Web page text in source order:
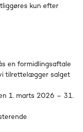
kun efter
en formidlingsaftale
tilrettelægger salget
1. marts 2026 – 31.